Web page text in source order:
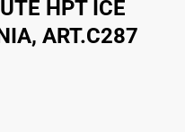
HPT ICE
ART.C287